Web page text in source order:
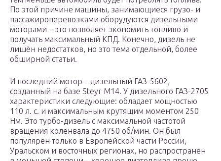
По этой причине машины, занимающиеся грузо- и
пассажироперевозками оборудуются дизельными
моторами – это позволяет экономить топливо и
получать максимальный КПД. Конечно, дизель не
лишён недостатков, но это тема отдельной, более
обширной статьи.
И последний мотор – дизельный ГАЗ-5602,
созданный на базе Steyr M14. У дизельного ГАЗ-2705
характеристики следующие: обладает мощностью
110 л. с. и максимальным крутящим моментом 250
Нм. Это турбо-дизель с максимальной частотой
вращения коленвала до 4750 об/мин. Он был
популярен только в Европейской части России,
Уральском и восточных регионах, но распространён